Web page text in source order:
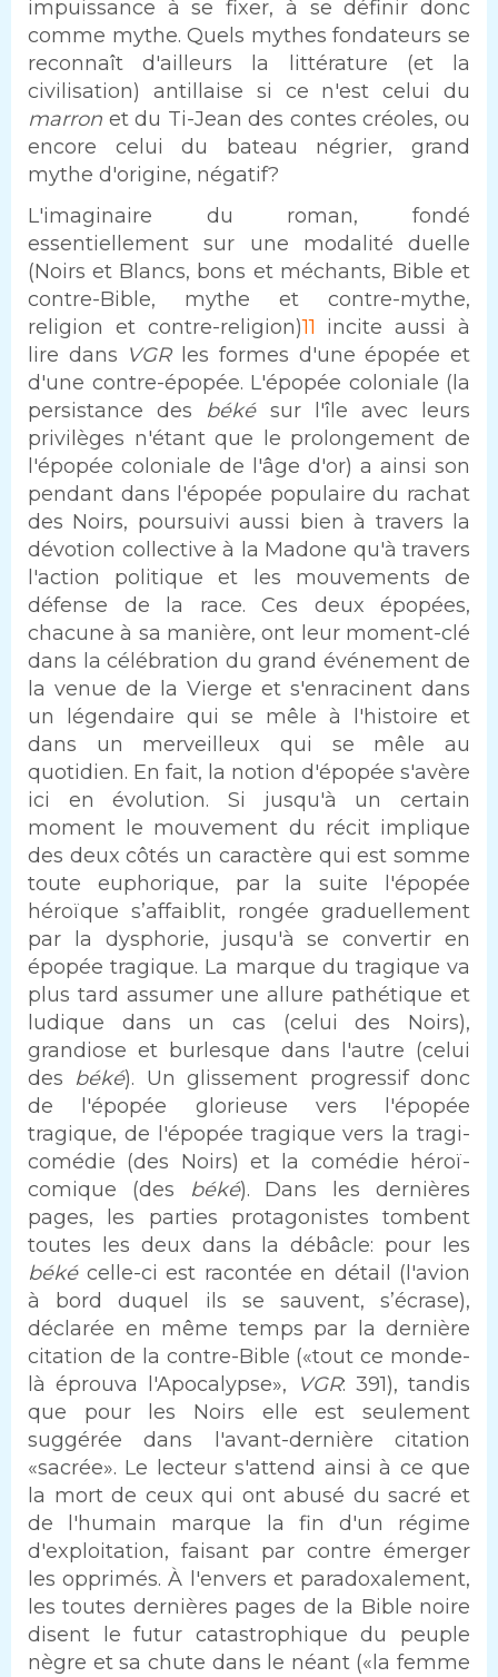
impuissance à se fixer, à se définir donc
comme mythe. Quels mythes fondateurs se
reconnaît d'ailleurs la littérature (et la
civilisation) antillaise si ce n'est celui du
marron et du Ti-Jean des contes créoles, ou
encore celui du bateau négrier, grand
mythe d'origine, négatif?
L'imaginaire du roman, fondé
essentiellement sur une modalité duelle
(Noirs et Blancs, bons et méchants, Bible et
contre-Bible, mythe et contre-mythe,
religion et contre-religion)11 incite aussi à
lire dans VGR les formes d'une épopée et
d'une contre-épopée. L'épopée coloniale (la
persistance des békésur l'île avec leurs
privilèges n'étant que le prolongement de
l'épopée coloniale de l'âge d'or) a ainsi son
pendant dans l'épopée populaire du rachat
des Noirs, poursuivi aussi bien à travers la
dévotion collective à la Madone qu'à travers
l'action politique et les mouvements de
défense de la race. Ces deux épopées,
chacune à sa manière, ont leur moment-clé
dans la célébration du grand événement de
la venue de la Vierge et s'enracinent dans
un légendaire qui se mêle à l'histoire et
dans un merveilleux qui se mêle au
quotidien. En fait, la notion d'épopée s'avère
ici en évolution. Si jusqu'à un certain
moment le mouvement du récit implique
des deux côtés un caractère qui est somme
toute euphorique, par la suite l'épopée
héroïque s’affaiblit, rongée graduellement
par la dysphorie, jusqu'à se convertir en
épopée tragique. La marque du tragique va
plus tard assumer une allure pathétique et
ludique dans un cas (celui des Noirs),
grandiose et burlesque dans l'autre (celui
des béké). Un glissement progressif donc
de l'épopée glorieuse vers l'épopée
tragique, de l'épopée tragique vers la tragi-
comédie (des Noirs) et la comédie héroï-
comique (des
béké). Dans les dernières
pages, les parties protagonistes tombent
toutes les deux dans la débâcle: pour les
békécelle-ci est racontée en détail (l'avion
à bord duquel ils se sauvent, s’écrase),
déclarée en même temps par la dernière
citation de la contre-Bible («tout ce monde-
là éprouva l'Apocalypse»,
VGR: 391), tandis
que pour les Noirs elle est seulement
suggérée dans l'avant-dernière citation
«sacrée». Le lecteur s'attend ainsi à ce que
la mort de ceux qui ont abusé du sacré et
de l'humain marque la fin d'un régime
d'exploitation, faisant par contre émerger
les opprimés. À l'envers et paradoxalement,
les toutes dernières pages de la Bible noire
disent le futur catastrophique du peuple
nègre et sa chute dans le néant («la femme